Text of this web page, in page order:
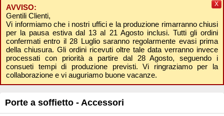
AVVISO:
Gentili Clienti,
Vi informiamo che i nostri uffici e la produzione rimarranno chiusi
per la pausa estiva dal 13 al 21 Agosto inclusi. Tutti gli ordini
confermati entro il 28 Luglio saranno regolarmente evasi prima
della chiusura. Gli ordini ricevuti oltre tale data verranno invece
processati con priorità a partire dal 28 Agosto, seguendo i
consueti tempi di produzione previsti. Vi ringraziamo per la
collaborazione e vi auguriamo buone vacanze.
X
Porte a soffietto - Accessori